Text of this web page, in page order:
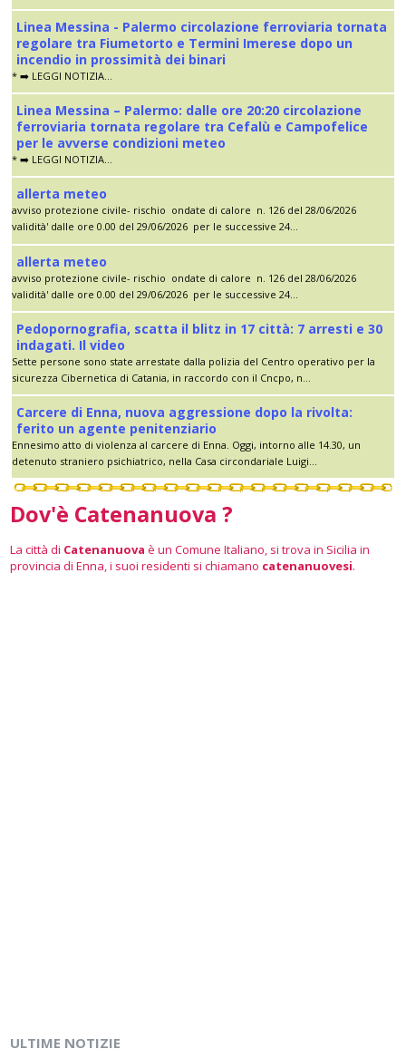
Linea Messina - Palermo circolazione ferroviaria tornata
regolare tra Fiumetorto e Termini Imerese dopo un
incendio in prossimità dei binari
* ➡️ LEGGI NOTIZIA...
Linea Messina – Palermo: dalle ore 20:20 circolazione
ferroviaria tornata regolare tra Cefalù e Campofelice
per le avverse condizioni meteo
* ➡️ LEGGI NOTIZIA...
allerta meteo
avviso protezione civile- rischio ondate di calore n. 126 del 28/06/2026
validità' dalle ore 0.00 del 29/06/2026 per le successive 24...
allerta meteo
avviso protezione civile- rischio ondate di calore n. 126 del 28/06/2026
validità' dalle ore 0.00 del 29/06/2026 per le successive 24...
Pedopornografia, scatta il blitz in 17 città: 7 arresti e 30
indagati. Il video
Sette persone sono state arrestate dalla polizia del Centro operativo per la
sicurezza Cibernetica di Catania, in raccordo con il Cncpo, n...
Carcere di Enna, nuova aggressione dopo la rivolta:
ferito un agente penitenziario
Ennesimo atto di violenza al carcere di Enna. Oggi, intorno alle 14.30, un
detenuto straniero psichiatrico, nella Casa circondariale Luigi...
Dov'è Catenanuova ?
La città di Catenanuova è un Comune Italiano, si trova in Sicilia in
provincia di Enna, i suoi residenti si chiamano catenanuovesi.
ULTIME NOTIZIE